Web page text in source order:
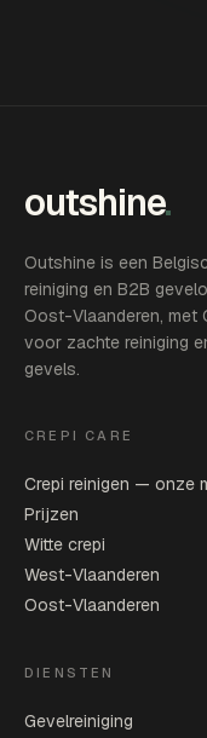
outshine.
Outshine is een
reiniging en B2B
Oost-Vlaanderen, met
voor zachte reiniging
gevels.
CREPI CARE
Crepi reinigen — onze
Prijzen
Witte crepi
West-Vlaanderen
Oost-Vlaanderen
DIENSTEN
Gevelreiniging